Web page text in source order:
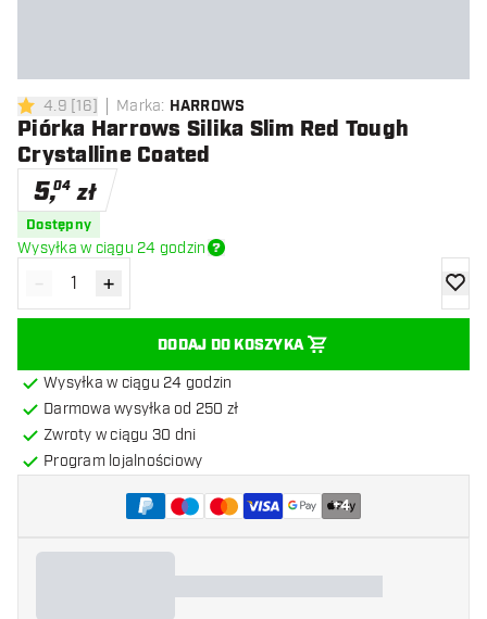
4.9 gwiazdki oceny
4.9 [16] Marka: HARROWS
Piórka Harrows Silika Slim Red Tough
Crystalline Coated
5,04 zł
Dostępny
Wysyłka w ciągu 24 godzin
Zmniejsz ilość
- Zwiększ ilość
+
DODAJ DO KOSZYKA
Wysyłka w ciągu 24 godzin
Darmowa wysyłka od 250 zł
Zwroty w ciągu 30 dni
Program lojalnościowy
+4